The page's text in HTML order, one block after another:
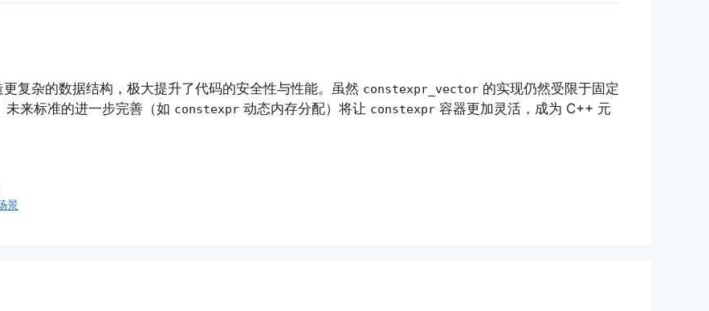
复杂的数据结构，极大提升了代码的安全性与性能。虽然 constexpr_vector 的实现仍然受限于固定
来标准的进一步完善（如 constexpr 动态内存分配）将让 constexpr 容器更加灵活，成为 C++ 元
景